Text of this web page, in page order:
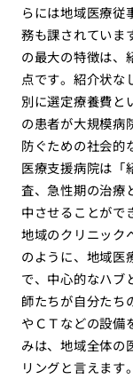
らには地域医療従
務も課されていま
の最大の特徴は、
点です。紹介状な
別に選定療養費と
の患者が大規模病
防ぐための社会的
医療支援病院は「
査、急性期の治療
中させることがで
地域のクリニック
のように、地域医
で、中心的なハブ
師たちが自分たち
やＣＴなどの設備
みは、地域全体の
リングと言えます